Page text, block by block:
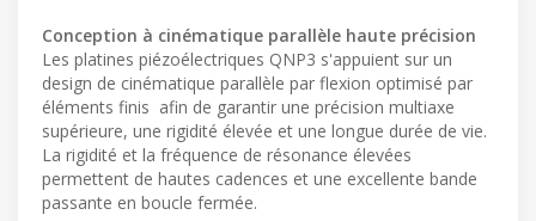
Conception à cinématique parallèle haute précision
Les platines piézoélectriques QNP3 s'appuient sur un
design de cinématique parallèle par flexion optimisé par
éléments finis afin de garantir une précision multiaxe
supérieure, une rigidité élevée et une longue durée de vie.
La rigidité et la fréquence de résonance élevées
permettent de hautes cadences et une excellente bande
passante en boucle fermée.